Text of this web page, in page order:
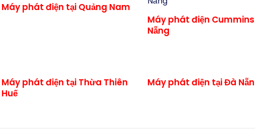
Máy phát điện tại Quảng Nam
Máy phát điện
Nẵng
Máy phát điện tại Thừa Thiên
Huế
Máy phát điện tại Đà